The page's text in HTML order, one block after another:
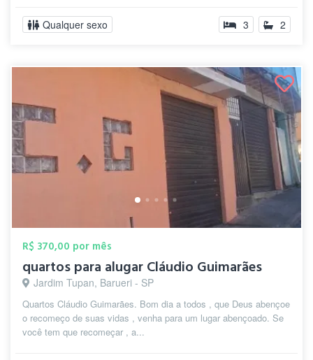
Qualquer sexo 3 2
R$ 370,00 por mês
quartos para alugar Cláudio Guimarães
Jardim Tupan, Barueri - SP
Quartos Cláudio Guimarães. Bom dia a todos , que Deus abençoe
o recomeço de suas vidas , venha para um lugar abençoado. Se
você tem que recomeçar , a...